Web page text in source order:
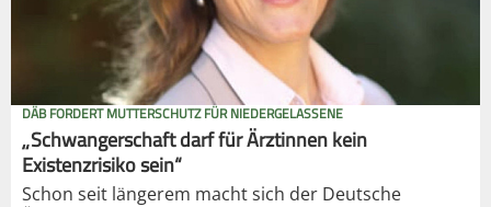
DÄB FORDERT MUTTERSCHUTZ FÜR NIEDERGELASSENE
„Schwangerschaft darf für Ärztinnen kein
Existenzrisiko sein“
Schon seit längerem macht sich der Deutsche